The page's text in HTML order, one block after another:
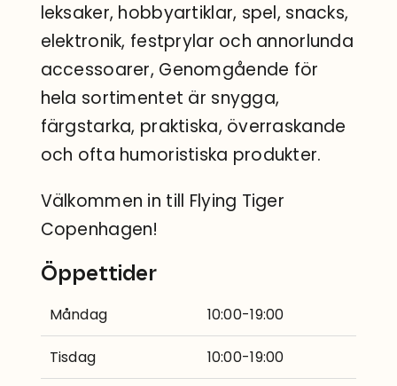
leksaker, hobbyartiklar, spel, snacks,
elektronik, festprylar och annorlunda
accessoarer, Genomgående för
hela sortimentet är snygga,
färgstarka, praktiska, överraskande
och ofta humoristiska produkter.
Välkommen in till Flying Tiger
Copenhagen!
Öppettider
Måndag 10:00-19:00
Tisdag 10:00-19:00